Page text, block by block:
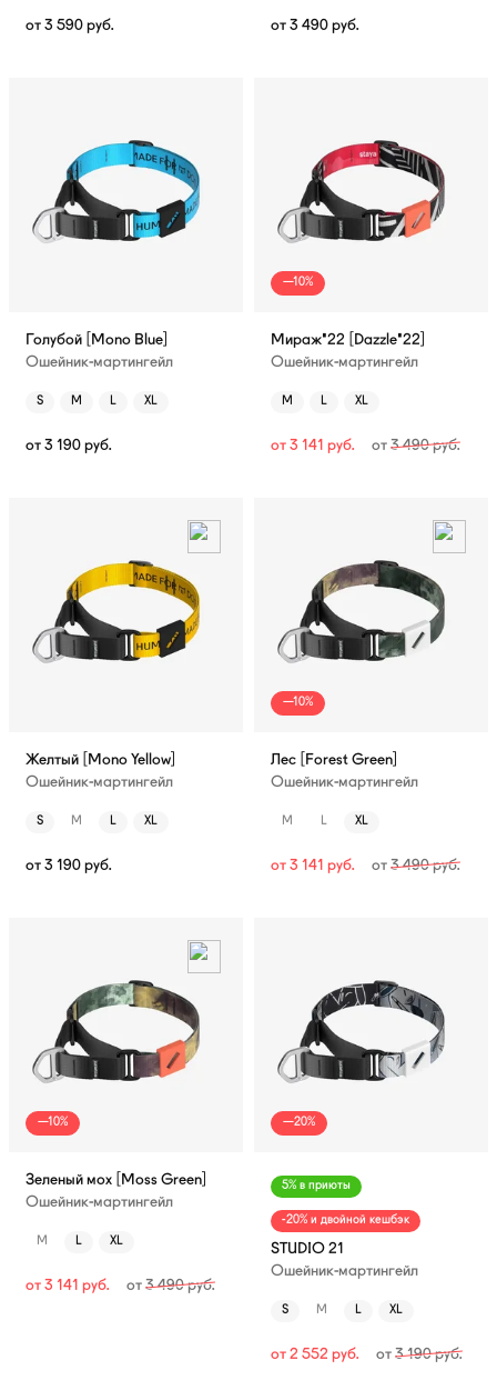
от 3 590 руб. от 3 490 руб.
Голубой [Mono Blue]
Ошейник-мартингейл
S M L XL
от 3 190 руб.
—10%
Мираж'22 [Dazzle'22]
Ошейник-мартингейл
M L XL
от 3 141 руб. от3 490руб.
Желтый [Mono Yellow]
Ошейник-мартингейл
S M L XL
от 3 190 руб.
—10%
Лес [Forest Green]
Ошейник-мартингейл
M L XL
от 3 141 руб. от3 490руб.
—10%
Зеленый мох [Moss Green]
Ошейник-мартингейл
M L XL
от 3 141 руб. от3 490руб.
—20%
5% в приюты
-20% и двойной кешбэк
STUDIO 21
Ошейник-мартингейл
S M L XL
от 2 552 руб. от3 190руб.